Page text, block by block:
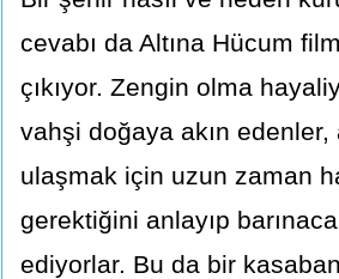
cevabı da Altına Hücum
çıkıyor. Zengin olma
vahşi doğaya akın edenler,
ulaşmak için uzun zaman
gerektiğini anlayıp
ediyorlar. Bu da bir